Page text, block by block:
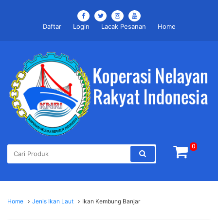
Daftar Login Lacak Pesanan Home
0
Home Jenis Ikan Laut Ikan Kembung Banjar